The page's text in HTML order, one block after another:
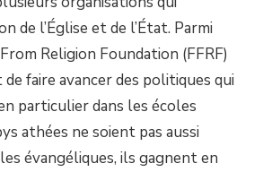
l’Église et de l’État. Parmi
Religion Foundation (FFRF)
faire avancer des politiques qui
particulier dans les écoles
athées ne soient pas aussi
évangéliques, ils gagnent en